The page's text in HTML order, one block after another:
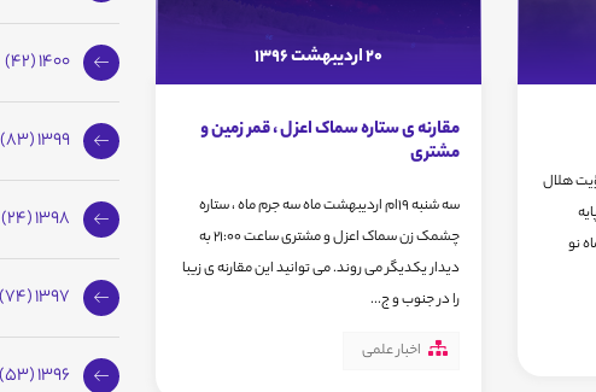
هلال
نو
20 اردیبهشت 1396
مقارنه ی ستاره سماک اعزل ، قمر زمین و
مشتری
سه شنبه 19ام اردیبهشت ماه سه جرم ماه ، ستاره
چشمک زن سماک اعزل و مشتری ساعت 21:00 به
دیدار یکدیگر می روند. می توانید این مقارنه ی زیبا
را در جنوب و ج...
اخبار علمی
1400 (42)
1399 (83)
1398 (24)
1397 (74)
1396 (53)